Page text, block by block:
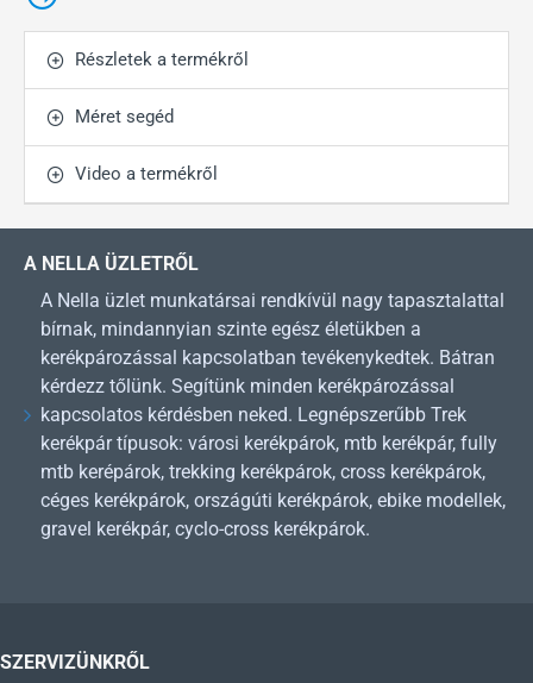
Részletek a termékről
Méret segéd
Video a termékről
A NELLA ÜZLETRŐL
A Nella üzlet munkatársai rendkívül nagy tapasztalattal
bírnak, mindannyian szinte egész életükben a
kerékpározással kapcsolatban tevékenykedtek. Bátran
kérdezz tőlünk. Segítünk minden kerékpározással
kapcsolatos kérdésben neked. Legnépszerűbb Trek
kerékpár típusok: városi kerékpárok, mtb kerékpár, fully
mtb kerépárok, trekking kerékpárok, cross kerékpárok,
céges kerékpárok, országúti kerékpárok, ebike modellek,
gravel kerékpár, cyclo-cross kerékpárok.
SZERVIZÜNKRŐL